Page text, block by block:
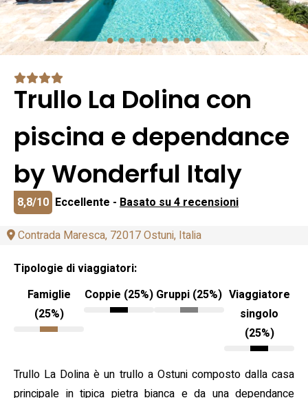
Trullo La Dolina con
piscina e dependance
by Wonderful Italy
8,8/10 Eccellente - Basato su 4 recensioni
Contrada Maresca, 72017 Ostuni, Italia
Tipologie di viaggiatori:
Famiglie
(25%)
Coppie (25%) Gruppi (25%) Viaggiatore
singolo
(25%)
Trullo La Dolina è un trullo a Ostuni composto dalla casa
principale in tipica pietra bianca e da una dependance